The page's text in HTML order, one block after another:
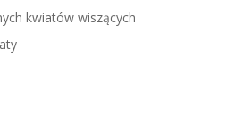
kwiatów wiszących